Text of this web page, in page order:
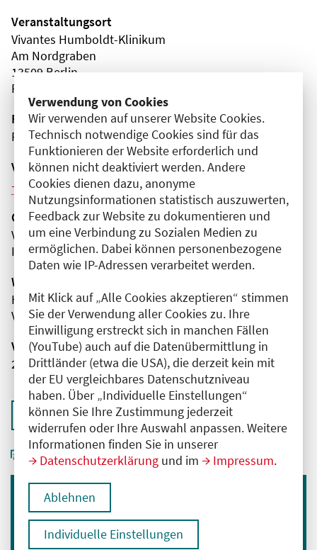
Verwendung von Cookies
Wir verwenden auf unserer Website Cookies.
Technisch notwendige Cookies sind für das
Funktionieren der Website erforderlich und
können nicht deaktiviert werden. Andere
Cookies dienen dazu, anonyme
Nutzungsinformationen statistisch auszuwerten,
Feedback zur Website zu dokumentieren und
um eine Verbindung zu Sozialen Medien zu
ermöglichen. Dabei können personenbezogene
Daten wie IP-Adressen verarbeitet werden.
Mit Klick auf „Alle Cookies akzeptieren“ stimmen
Sie der Verwendung aller Cookies zu. Ihre
Einwilligung erstreckt sich in manchen Fällen
(YouTube) auch auf die Datenübermittlung in
Drittländer (etwa die USA), die derzeit kein mit
der EU vergleichbares Datenschutzniveau
haben. Über „Individuelle Einstellungen“
können Sie Ihre Zustimmung jederzeit
widerrufen oder Ihre Auswahl anpassen. Weitere
Informationen finden Sie in unserer
Datenschutzerklärung und im Impressum.
Ablehnen
Individuelle Einstellungen
Veranstaltungsort
Vivantes Humboldt-Klinikum
Am Nordgraben
13509 Berlin
Reinickendorf
Fortbildungsformat
Präsenz
Veranstaltungsreihe
Weitere Veranstaltungen dieser Reihe (12)
Organisator(en)
Vivantes Humboldt-Klinikum
Innere Medizin - Nephrologie
Wissenschaftliche Leitung
Herr Dr. med. Süha Dasdelen
Vivantes Humboldt-Klinikum
Veranstaltungsnummer
2761102026005220022
Zurück zur Übersicht
Immer informiert bleiben
Melden Sie sich für unseren Newsletter an: